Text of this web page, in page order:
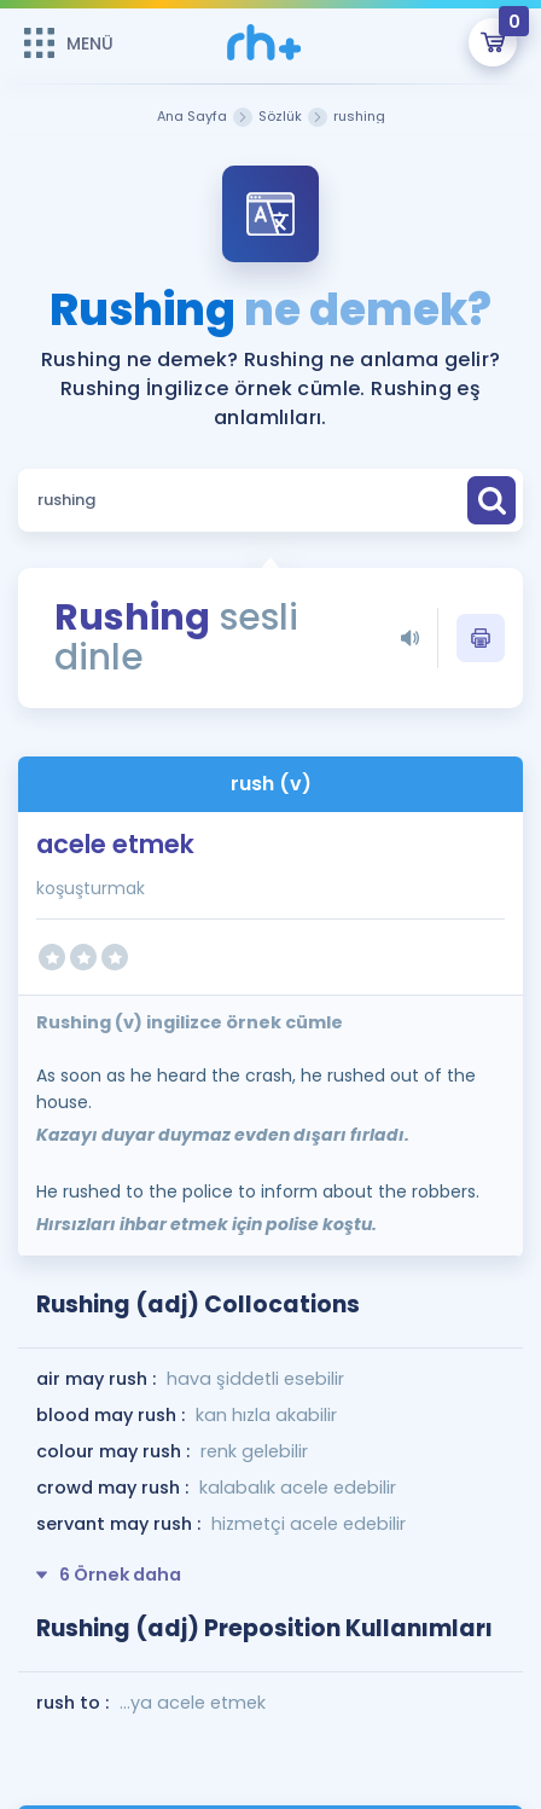
MENÜ
0
Şifremi Hatırlamıyorum
ÜYE DEĞİLİM
Sepetin Şu An Boş.
Remzi Hoca ile seni sınava hazırlayacak onlarca eğitim seni
bekliyor!
MENÜ
Katılımcı Görüşleri
Faydalı Araçlar
Sözlük
Rehberlik Aracı
ÖSYM Sınav Takvimi
İngilizce Gramer
Hakkımızda
Ana Sayfa Sözlük rushing
Rushing ne demek?
Rushing ne demek? Rushing ne anlama gelir?
Rushing İngilizce örnek cümle. Rushing eş
anlamlıları.
Rushing sesli
dinle
rush (v)
acele etmek
koşuşturmak
Rushing (v) ingilizce örnek cümle
As soon as he heard the crash, he rushed out of the
house.
Kazayı duyar duymaz evden dışarı fırladı.
He rushed to the police to inform about the robbers.
Hırsızları ihbar etmek için polise koştu.
Rushing (adj) Collocations
air may rush : hava şiddetli esebilir
blood may rush : kan hızla akabilir
colour may rush : renk gelebilir
crowd may rush : kalabalık acele edebilir
servant may rush : hizmetçi acele edebilir
6 Örnek daha
Rushing (adj) Preposition Kullanımları
rush to : ...ya acele etmek